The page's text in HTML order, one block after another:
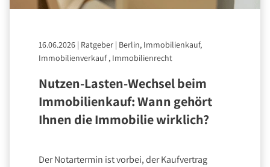
16.06.2026 | Ratgeber | Berlin, Immobilienkauf,
Immobilienverkauf , Immobilienrecht
Nutzen-Lasten-Wechsel beim
Immobilienkauf: Wann gehört
Ihnen die Immobilie wirklich?
Der Notartermin ist vorbei, der Kaufvertrag